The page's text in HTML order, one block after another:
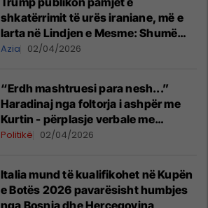
shkatërrimit të urës iraniane, më e
larta në Lindjen e Mesme: Shumë
gjëra të tjera do të pasojnë
Azia 02/04/2026
“Erdh mashtruesi para nesh...”
Haradinaj nga foltorja i ashpër me
Kurtin - përplasje verbale me
Gërvallën
Politikë 02/04/2026
Italia mund të kualifikohet në Kupën
e Botës 2026 pavarësisht humbjes